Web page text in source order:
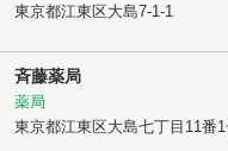
東京都江東区大島7-1-1
斉藤薬局
薬局
東京都江東区大島七丁目11番